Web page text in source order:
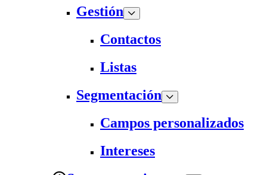
Gestión
Contactos
Listas
Segmentación
Campos personalizados
Intereses